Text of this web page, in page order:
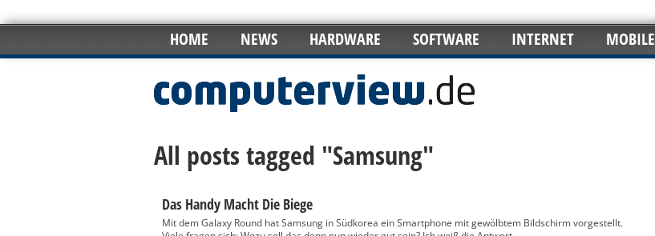
HOME NEWS HARDWARE SOFTWARE INTERNET MOBILE
All posts tagged "Samsung"
Das Handy Macht Die Biege
Mit dem Galaxy Round hat Samsung in Südkorea ein Smartphone mit gewölbtem Bildschirm vorgestellt.